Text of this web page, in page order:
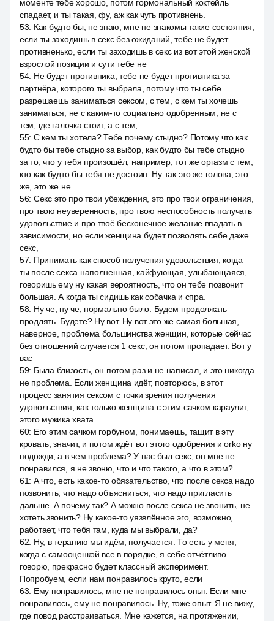
моменте тебе хорошо, потом гормональный коктейль
спадает, и ты такая, фу, аж как чуть противнень.
53: Как будто бы, не знаю, мне не знакомы такие состояния,
если ты заходишь в секс без ожиданий, тебе не будет
противненько, если ты заходишь в секс из вот этой женской
взрослой позиции и сути тебе не
54: Не будет противника, тебе не будет противника за
партнёра, которого ты выбрала, потому что ты себе
разрешаешь заниматься сексом, с тем, с кем ты хочешь
заниматься, не с каким-то социально одобренным, не с
тем, где галочка стоит, а с тем,
55: С кем ты хотела? Тебе почему стыдно? Потому что как
будто бы тебе стыдно за выбор, как будто бы тебе стыдно
за то, что у тебя произошёл, например, тот же оргазм с тем,
кто как будто бы тебя не достоин. Ну так это же голова, это
же, это же не
56: Секс это про твои убеждения, это про твои ограничения,
про твою неуверенность, про твою неспособность получать
удовольствие и про твоё бесконечное желание впадать в
зависимости, но если женщина будет позволять себе даже
секс,
57: Принимать как способ получения удовольствия, когда
ты после секса наполненная, кайфующая, улыбающаяся,
говоришь ему ну какая вероятность, что он тебе позвонит
большая. А когда ты сидишь как собачка и спра.
58: Ну че, ну че, нормально было. Будем продолжать
продлять. Будете? Ну вот. Ну вот это же самая большая,
наверное, проблема большинства женщин, которые сейчас
без отношений случается 1 секс, он потом пропадает. Вот у
вас
59: Была близость, он потом раз и не написал, и это никогда
не проблема. Если женщина идёт, повторюсь, в этот
процесс занятия сексом с точки зрения получения
удовольствия, как только женщина с этим сачком караулит,
этого мужика хвата.
60: Его этим сачком горбуном, понимаешь, тащит в эту
кровать, значит, и потом ждёт вот этого одобрения и orko ну
подожди, а в чем проблема? У нас был секс, он мне не
понравился, я не звоню, что и что такого, а что в этом?
61: А что, есть какое-то обязательство, что после секса надо
позвонить, что надо объясниться, что надо пригласить
дальше. А почему так? А можно после секса не звонить, не
хотеть звонить? Ну какое-то уязвлённое эго, возможно,
работает, что тебя там, куда мы выбрали, да?
62: Ну, в терапию мы идём, получается. То есть у меня,
когда с самооценкой все в порядке, я себе отчётливо
говорю, прекрасно будет классный эксперимент.
Попробуем, если нам понравилось круто, если
63: Ему понравилось, мне не понравилось опыт. Если мне
понравилось, ему не понравилось. Ну, тоже опыт. Я не вижу,
где повод расстраиваться. Мне кажется, на протяжении,